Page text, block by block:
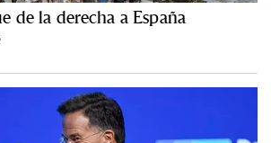
de la derecha a España